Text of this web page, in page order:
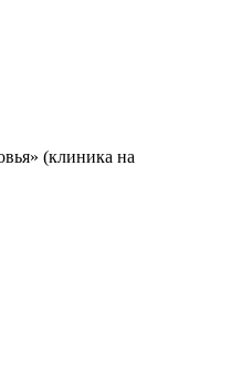
(клиника на